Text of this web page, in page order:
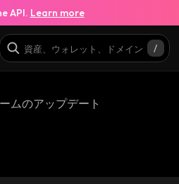
API. Learn more
ムのアップデート